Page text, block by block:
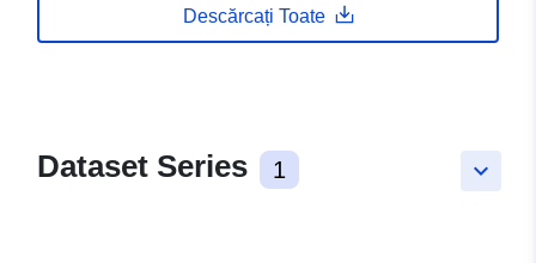
Descărcați Toate
keyboard_arrow_down
Dataset Series 1